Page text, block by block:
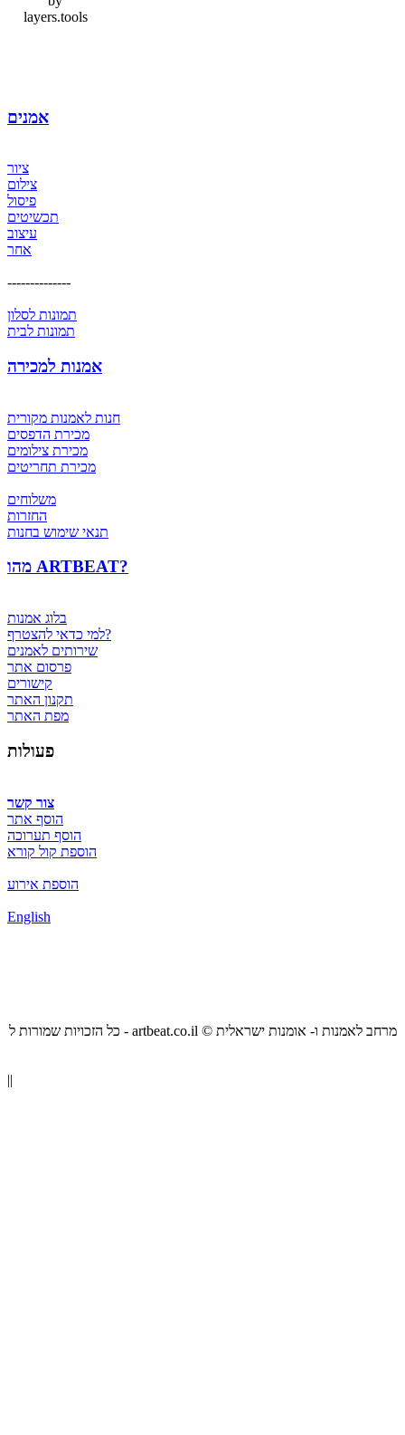
layers.tools
אמנים
ציור
צילום
פיסול
תכשיטים
עיצוב
אחר
--------------
תמונות לסלון
תמונות לבית
אמנות למכירה
חנות לאמנות מקורית
מכירת הדפסים
מכירת צילומים
מכירת תחריטים
משלוחים
החזרות
תנאי שימוש בחנות
מהו ARTBEAT?
בלוג אמנות
למי כדאי להצטרף?
שירותים לאמנים
פרסום אתר
קישורים
תקנון האתר
מפת האתר
פעולות
צור קשר
הוסף אתר
הוסף תערוכה
הוספת קול קורא
הוספת אירוע
English
כל הזכויות שמורות ל - artbeat.co.il © מרחב לאמנות ו- אומנות ישראלית
||